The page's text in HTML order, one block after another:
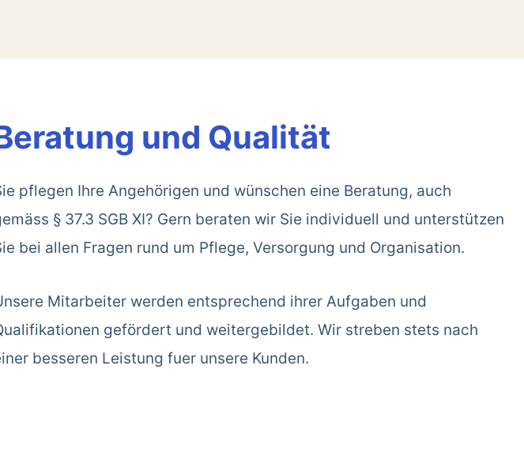
und Qualität
pflegen Ihre Angehörigen und wünschen eine Beratung, auch
§ 37.3 SGB XI? Gern beraten wir Sie individuell und unterstützen
bei allen Fragen rund um Pflege, Versorgung und Organisation.
Mitarbeiter werden entsprechend ihrer Aufgaben und
gefördert und weitergebildet. Wir streben stets nach
besseren Leistung fuer unsere Kunden.